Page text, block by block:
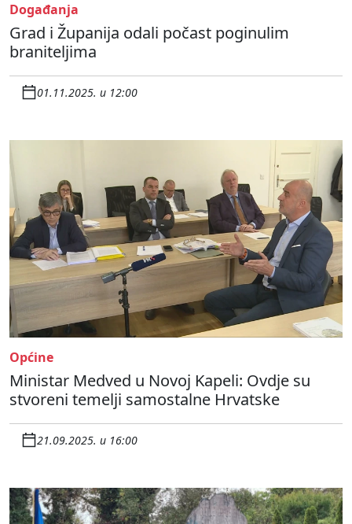
Događanja
Grad i Županija odali počast poginulim
braniteljima
01.11.2025. u 12:00
Općine
Ministar Medved u Novoj Kapeli: Ovdje su
stvoreni temelji samostalne Hrvatske
21.09.2025. u 16:00